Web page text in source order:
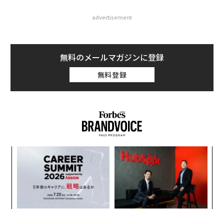
advertisement
無料のメールマガジンに登録
無料登録